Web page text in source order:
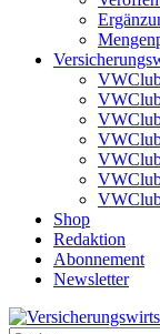
Shop
Redaktion
Abonnement
Newsletter